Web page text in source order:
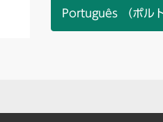
Português （ポル